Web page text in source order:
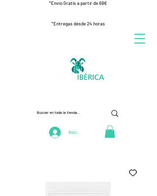
*Envío Gratis a partir de 69€
*Entregas desde 24 horas
Iniciar Sesión